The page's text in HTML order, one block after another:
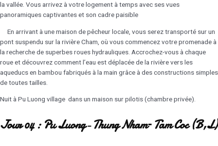
la vallée. Vous arrivez à votre logement à temps avec ses vues
panoramiques captivantes et son cadre paisible
En arrivant à une maison de pêcheur locale, vous serez transporté sur un
pont suspendu sur la rivière Cham, où vous commencez votre promenade à
la recherche de superbes roues hydrauliques. Accrochez-vous à chaque
roue et découvrez comment l’eau est déplacée de la rivière vers les
aqueducs en bambou fabriqués à la main grâce à des constructions simples
de toutes tailles.
Nuit à Pu Luong village dans un maison sur pilotis (chambre privée).
Jour 04 : Pu Luong- Thung Nham– Tam Coc (B,L)